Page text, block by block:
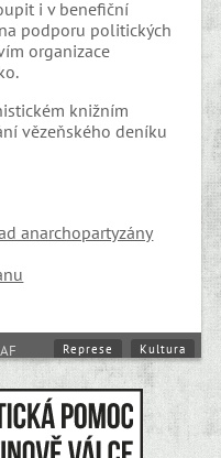
i v benefiční
podporu politických
organizace
knižním
vězeňského deníku
anarchopartyzány
Represe Kultura